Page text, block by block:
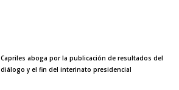
Capriles aboga por la publicación de resultados del
diálogo y el fin del interinato presidencial